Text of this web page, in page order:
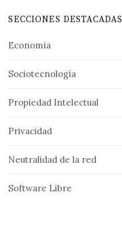
SECCIONES DESTACADAS
Economía
Sociotecnología
Propiedad Intelectual
Privacidad
Neutralidad de la red
Software Libre